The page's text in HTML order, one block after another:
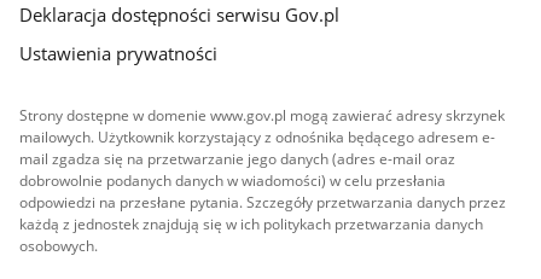
Deklaracja dostępności serwisu Gov.pl
Ustawienia prywatności
Strony dostępne w domenie www.gov.pl mogą zawierać adresy skrzynek
mailowych. Użytkownik korzystający z odnośnika będącego adresem e-
mail zgadza się na przetwarzanie jego danych (adres e-mail oraz
dobrowolnie podanych danych w wiadomości) w celu przesłania
odpowiedzi na przesłane pytania. Szczegóły przetwarzania danych przez
każdą z jednostek znajdują się w ich politykach przetwarzania danych
osobowych.